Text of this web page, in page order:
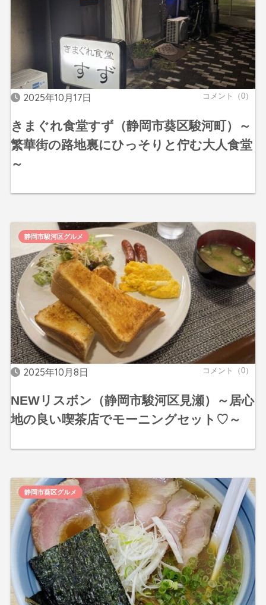
2025年10月17日 コメント（0）
きまぐれ食堂すず（静岡市葵区駿河町）～
繁華街の路地裏にひっそりと佇む大人食堂
～
2025年10月8日 コメント（0）
NEWリスボン（静岡市駿河区見瀬）～居心
地の良い喫茶店でモーニングセット♡～
静岡市駿河区グルメ
静岡市葵区グルメ